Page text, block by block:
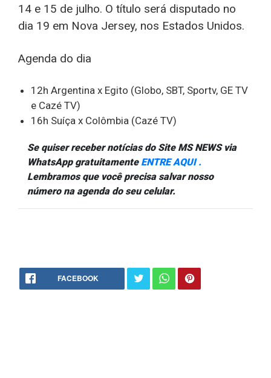
14 e 15 de julho. O título será disputado no
dia 19 em Nova Jersey, nos Estados Unidos.
Agenda do dia
12h Argentina x Egito (Globo, SBT, Sportv, GE TV
e Cazé TV)
16h Suíça x Colômbia (Cazé TV)
Se quiser receber notícias do Site MS NEWS via
WhatsApp gratuitamente ENTRE AQUI .
Lembramos que você precisa salvar nosso
número na agenda do seu celular.
FACEBOOK